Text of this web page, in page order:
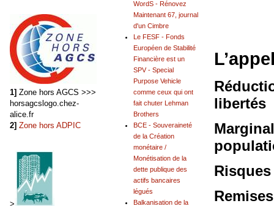
libertés
WordS - Rénovez
Maintenant 67, journal
d'un Cimbre
Le FESF - Fonds
Européen de Stabilité
Financière est un
SPV - Special
Purpose Vehicle
comme ceux qui ont
fait chuter Lehman
Brothers
BCE - Souveraineté
de la Création
monétaire /
Monétisation de la
dette publique des
actifs bancaires
légués
Balkanisation de la
1] Zone hors AGCS >>>
horsagcslogo.chez-
alice.fr
2] Zone hors ADPIC
>